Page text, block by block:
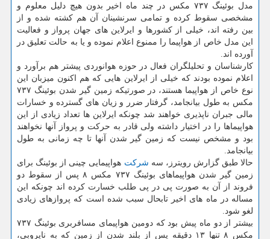
مدل بوئینگ ۷۳۷ مكس در چند ماه اخیر بدون هیچ دلیل معلوم و
مشخصی سقوط كرده و تمامی سرنشینان آن هم كشته شده و از
بین رفته اند، خیلی از كشورها و ایرلاین های جهان پرواز و فعالیت
این مدل خاص از هواپیما را ممنوع اعلام نموده و یا به حالت تعلیق در
آورده اند.
كارشناسان و تحلیلگران فعال در حوزه هوانوردی پیشتر هم برآورد و
اعلام نموده بودند كه خیلی از ایرلاین هایی كه هم اكنون میزبان این
نوع خاص از هواپیما هستند، در صورتیكه زمین گیر شدن بوئینگ ۷۳۷
مكس به طول بیانجامد، گرفتار ضرر و زیان های گسترده و خسارات
مالی جبران ناپذیری خواهند شد چونكه ایرلاین ها تعداد زیادی از این
هواپیماها را در اختیار داشته ولی قادر به حركت و پرواز آنها نخواهند
بود و مشخص نیست كه زمین گیر شدن آنها تا چه زمانی به طول
بیانجامد.
حالا طبق گزارش رویترز، سه شركت هواپیمایی چینی از بوئینگ برای
زمین گیر شدن هواپیماهای بوئینگ ۷۳۷ مكس ۸ پس از سقوط دو
فروند از آن به صورت پی در پی طلب خسارت كرده اند چونكه این
مساله در ماه های اخیر تابحال سبب شده است كه پروازهای زیادی
لغو شود.
بیشتر از دو ماه پیش بود كه دومین هواپیمای مسافربری بوئینگ ۷۳۷
مكس ۸ تنها ۱۳ دقیقه پس از بلند شدن از زمین كه به نایروبی،